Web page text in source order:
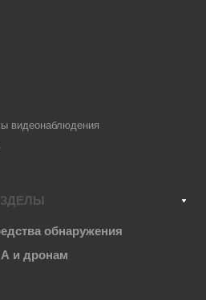
видеонаблюдения
обнаружения
и дронам